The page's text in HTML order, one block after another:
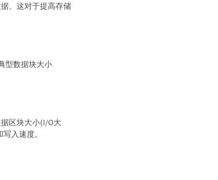
、这对于提高存储
型数据块大小
区块大小(I/O大
入速度。